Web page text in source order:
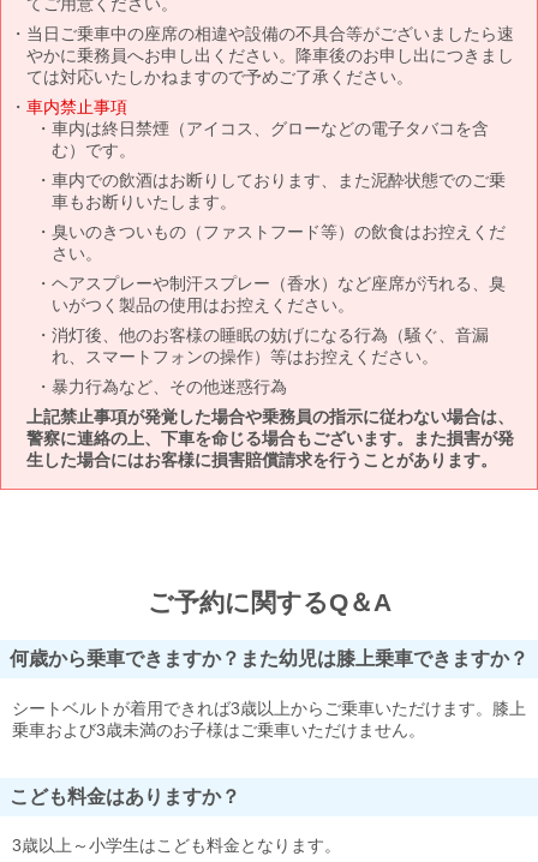
当日ご乗車中の座席の相違や設備の不具合等がございましたら速
やかに乗務員へお申し出ください。降車後のお申し出につきまし
ては対応いたしかねますので予めご了承ください。
車内禁止事項
車内は終日禁煙（アイコス、グローなどの電子タバコを含
む）です。
車内での飲酒はお断りしております、また泥酔状態でのご乗
車もお断りいたします。
臭いのきついもの（ファストフード等）の飲食はお控えくだ
さい。
ヘアスプレーや制汗スプレー（香水）など座席が汚れる、臭
いがつく製品の使用はお控えください。
消灯後、他のお客様の睡眠の妨げになる行為（騒ぐ、音漏
れ、スマートフォンの操作）等はお控えください。
暴力行為など、その他迷惑行為
上記禁止事項が発覚した場合や乗務員の指示に従わない場合は、
警察に連絡の上、下車を命じる場合もございます。また損害が発
生した場合にはお客様に損害賠償請求を行うことがあります。
ご予約に関するQ＆A
何歳から乗車できますか？また幼児は膝上乗車できますか？
シートベルトが着用できれば3歳以上からご乗車いただけます。膝上
乗車および3歳未満のお子様はご乗車いただけません。
こども料金はありますか？
3歳以上～小学生はこども料金となります。